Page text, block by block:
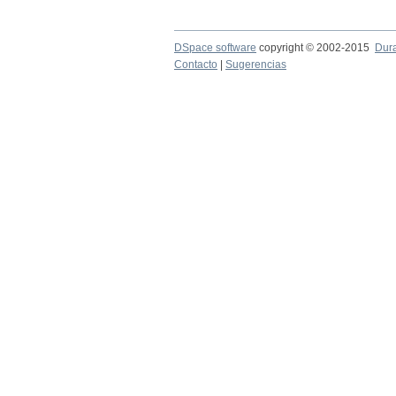
DSpace software copyright © 2002-2015
Contacto
Sugerencias